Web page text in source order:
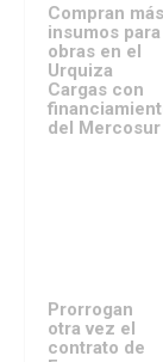
Compran más
insumos para
obras en el
Urquiza
Cargas con
del Mercosur
Prorrogan
otra vez el
contrato de